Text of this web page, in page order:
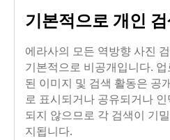
기본적으로 개인
에라사의 모든 역방향 사진
기본적으로 비공개입니다. 업
된 이미지 및 검색 활동은 공
로 표시되거나 공유되거나 인
되지 않으므로 각 검색이 기
지됩니다.